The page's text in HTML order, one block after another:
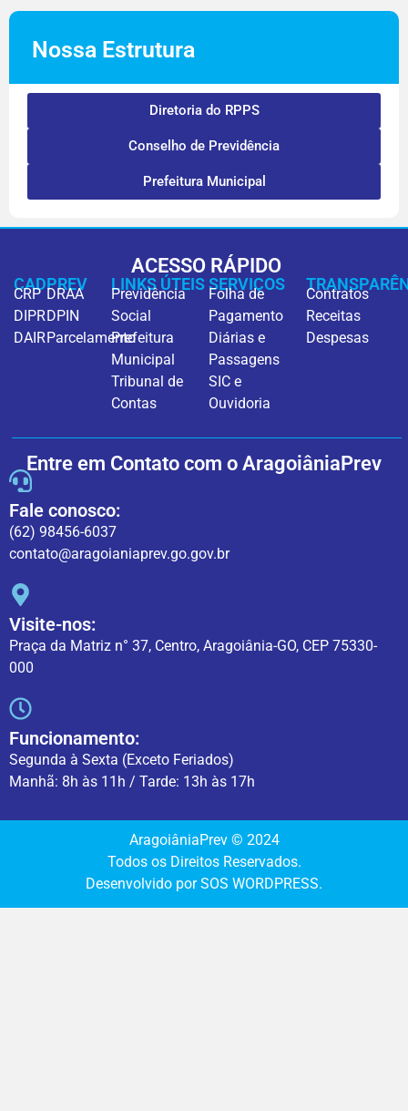
Nossa Estrutura
Diretoria do RPPS
Conselho de Previdência
Prefeitura Municipal
ACESSO RÁPIDO
CADPREV
CRP
DIPR
DAIR
DRAA
DPIN
Parcelamento
LINKS ÚTEIS
Previdência
Social
Prefeitura
Municipal
Tribunal de
Contas
SERVIÇOS
Folha de
Pagamento
Diárias e
Passagens
SIC e
Ouvidoria
Contratos
Receitas
Despesas
Entre em Contato com o AragoiâniaPrev
Fale conosco:
(62) 98456-6037
contato@aragoianiaprev.go.gov.br
Visite-nos:
Praça da Matriz n° 37, Centro, Aragoiânia-GO, CEP 75330-
000
Funcionamento:
Segunda à Sexta (Exceto Feriados)
Manhã: 8h às 11h / Tarde: 13h às 17h
AragoiâniaPrev © 2024
Todos os Direitos Reservados.
Desenvolvido por SOS WORDPRESS.